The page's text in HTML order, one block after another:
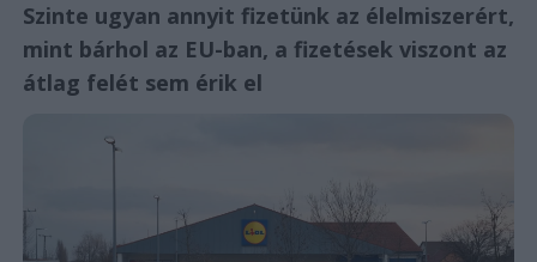
Szinte ugyan annyit fizetünk az élelmiszerért,
mint bárhol az EU-ban, a fizetések viszont az
átlag felét sem érik el